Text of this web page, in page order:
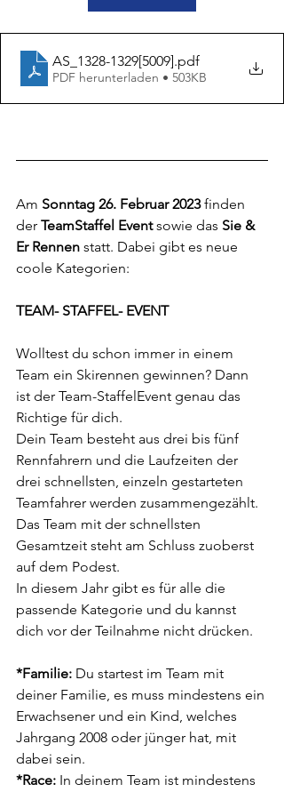
AS_1328-1329[5009].pdf
PDF herunterladen • 503KB
Am Sonntag 26. Februar 2023 finden
der TeamStaffel Event sowie das Sie &
Er Rennen statt. Dabei gibt es neue
coole Kategorien:
TEAM- STAFFEL- EVENT
Wolltest du schon immer in einem
Team ein Skirennen gewinnen? Dann
ist der Team-StaffelEvent genau das
Richtige für dich.
Dein Team besteht aus drei bis fünf
Rennfahrern und die Laufzeiten der
drei schnellsten, einzeln gestarteten
Teamfahrer werden zusammengezählt.
Das Team mit der schnellsten
Gesamtzeit steht am Schluss zuoberst
auf dem Podest.
In diesem Jahr gibt es für alle die
passende Kategorie und du kannst
dich vor der Teilnahme nicht drücken.
*Familie: Du startest im Team mit
deiner Familie, es muss mindestens ein
Erwachsener und ein Kind, welches
Jahrgang 2008 oder jünger hat, mit
dabei sein.
*Race: In deinem Team ist mindestens